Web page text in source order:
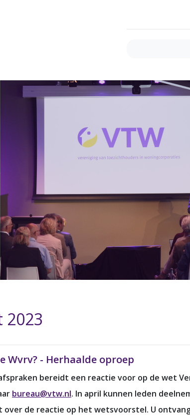
2023
- Herhaalde oproep
bereidt een reactie voor op de wet
bureau@vtw.nl. In april kunnen leden
de reactie op het wetsvoorstel. U